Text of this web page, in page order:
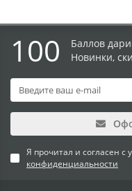
100
Баллов
Новинки,
Я прочитал и согласен с
конфиденциальности